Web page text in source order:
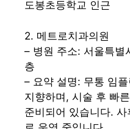
도봉초등학교 인근
2. 메트로치과의원
– 병원 주소: 서울특
층
– 요약 설명: 무통 임
지향하며, 시술 후 빠
준비되어 있습니다.